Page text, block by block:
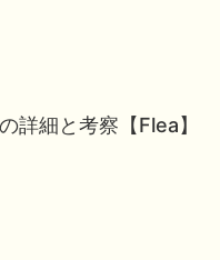
詳細と考察【Flea】